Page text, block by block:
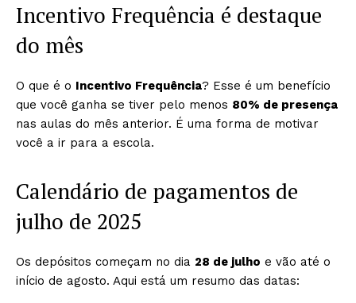
Incentivo Frequência é destaque
do mês
O que é o Incentivo Frequência? Esse é um benefício
que você ganha se tiver pelo menos 80% de presença
nas aulas do mês anterior. É uma forma de motivar
você a ir para a escola.
Calendário de pagamentos de
julho de 2025
Os depósitos começam no dia 28 de julho e vão até o
início de agosto. Aqui está um resumo das datas: